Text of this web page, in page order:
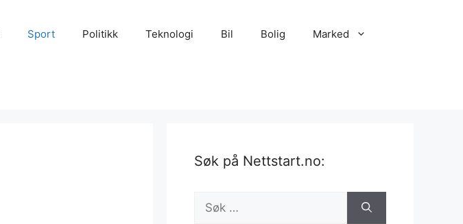
Sport Politikk Teknologi Bil Bolig Marked
Søk på Nettstart.no:
Søk
etter: